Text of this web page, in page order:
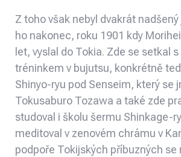
Z toho však nebyl dvakrát
ho nakonec, roku 1901 kdy
let, vyslal do Tokia. Zde se setkal
tréninkem v bujutsu, konkrétně
Shinyo-ryu pod Senseim, který se
Tokusaburo Tozawa a také zde
studoval i školu šermu Shinkage-
meditoval v zenovém chrámu v
podpoře Tokijských příbuzných se